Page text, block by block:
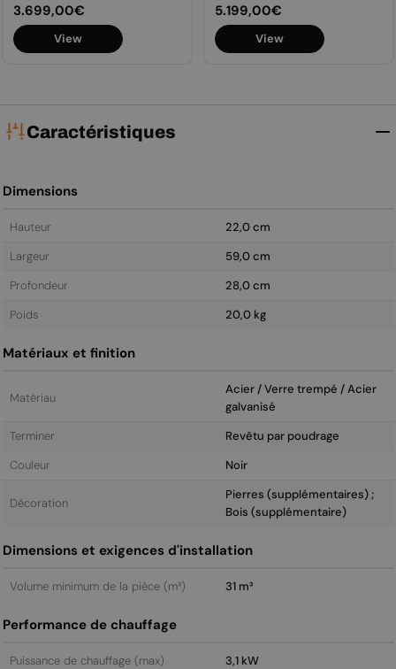
Prix
régulier
3.699,00€
View
Prix
régulier
5.199,00€
View
Caractéristiques
Dimensions
Hauteur
22,0 cm
Largeur
59,0 cm
Profondeur
28,0 cm
Poids
20,0 kg
Matériaux et finition
Matériau
Acier / Verre trempé / Acier
galvanisé
Terminer
Revêtu par poudrage
Couleur
Noir
Décoration
Pierres (supplémentaires) ;
Bois (supplémentaire)
Dimensions et exigences d'installation
Volume minimum de la pièce (m³) 31 m³
Performance de chauffage
Puissance de chauffage (max) 3,1 kW